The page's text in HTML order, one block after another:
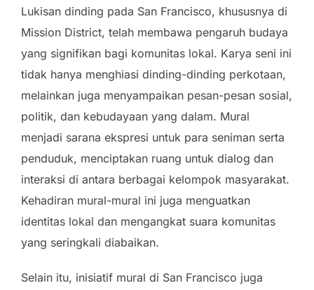
Lukisan dinding pada San Francisco, khususnya di
Mission District, telah membawa pengaruh budaya
yang signifikan bagi komunitas lokal. Karya seni ini
tidak hanya menghiasi dinding-dinding perkotaan,
melainkan juga menyampaikan pesan-pesan sosial,
politik, dan kebudayaan yang dalam. Mural
menjadi sarana ekspresi untuk para seniman serta
penduduk, menciptakan ruang untuk dialog dan
interaksi di antara berbagai kelompok masyarakat.
Kehadiran mural-mural ini juga menguatkan
identitas lokal dan mengangkat suara komunitas
yang seringkali diabaikan.
Selain itu, inisiatif mural di San Francisco juga